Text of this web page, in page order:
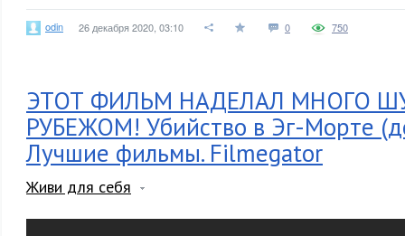
odin 26 декабря 2020, 03:10 0 750
ЭТОТ ФИЛЬМ НАДЕЛАЛ МНОГО
РУБЕЖОМ! Убийство в Эг-Морте
Лучшие фильмы. Filmegator
Живи для себя